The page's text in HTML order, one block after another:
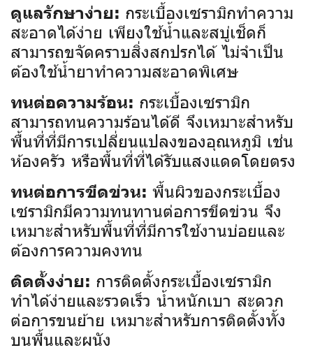
ดูแลรักษาง่าย: กระเบื้องเซรามิกทำความ
สะอาดได้ง่าย เพียงใช้น้ำและสบู่เช็ดก็
สามารถขจัดคราบสิ่งสกปรกได้ ไม่จำเป็น
ต้องใช้น้ำยาทำความสะอาดพิเศษ
ทนต่อความร้อน: กระเบื้องเซรามิก
สามารถทนความร้อนได้ดี จึงเหมาะสำหรับ
พื้นที่ที่มีการเปลี่ยนแปลงของอุณหภูมิ เช่น
ห้องครัว หรือพื้นที่ที่ได้รับแสงแดดโดยตรง
ทนต่อการขีดข่วน: พื้นผิวของกระเบื้อง
เซรามิกมีความทนทานต่อการขีดข่วน จึง
เหมาะสำหรับพื้นที่ที่มีการใช้งานบ่อยและ
ต้องการความคงทน
ติดตั้งง่าย: การติดตั้งกระเบื้องเซรามิก
ทำได้ง่ายและรวดเร็ว น้ำหนักเบา สะดวก
ต่อการขนย้าย เหมาะสำหรับการติดตั้งทั้ง
บนพื้นและผนัง